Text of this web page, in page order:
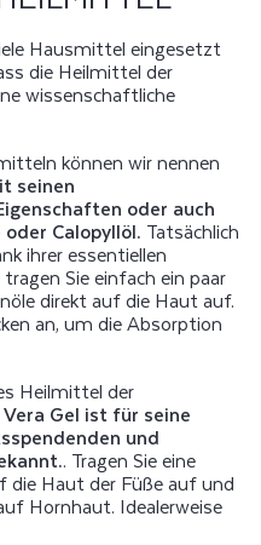
Hausmittel eingesetzt
die Heilmittel der
wissenschaftliche
können wir nennen
seinen
oder auch
Calopyllöl. Tatsächlich
ihrer essentiellen
Sie einfach ein paar
direkt auf die Haut auf.
an, um die Absorption
Heilmittel der
Gel ist für seine
und
. Tragen Sie eine
die Haut der Füße auf und
Hornhaut. Idealerweise